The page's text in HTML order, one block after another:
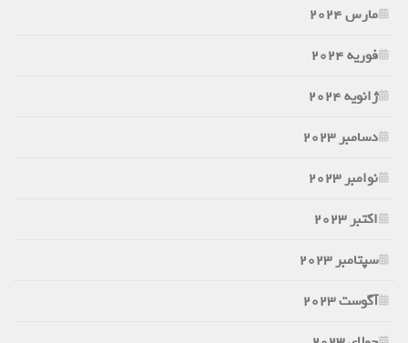
مارس 2024
فوریه 2024
ژانویه 2024
دسامبر 2023
نوامبر 2023
اکتبر 2023
سپتامبر 2023
آگوست 2023